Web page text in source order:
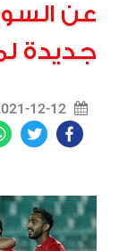
عن
جديدة
12-12 11:23:24
Facebook